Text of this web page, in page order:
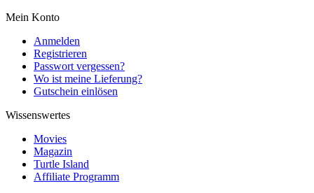
Mein Konto
Anmelden
Registrieren
Passwort vergessen?
Wo ist meine Lieferung?
Gutschein einlösen
Wissenswertes
Movies
Magazin
Turtle Island
Affiliate Programm